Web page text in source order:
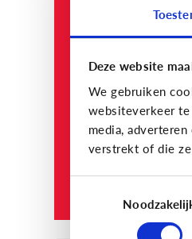
Deze website
We gebruiken
websiteverkeer
media,
verstrekt of die
Mijn kind is
Welke apps
helpen?